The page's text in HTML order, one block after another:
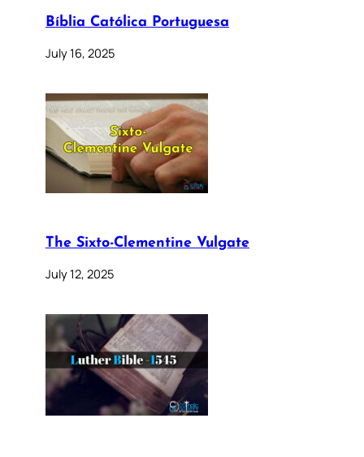
Bíblia Católica Portuguesa
July 16, 2025
The Sixto-Clementine Vulgate
July 12, 2025